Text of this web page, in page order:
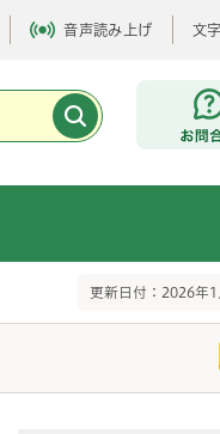
音声読み上げ 文
更新日付：2026年